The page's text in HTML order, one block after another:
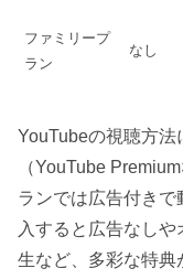
ファミリープ
ラン
なし
YouTubeの視聴方
（YouTube
ランでは広告付き
入すると広告なし
生など、多彩な特典